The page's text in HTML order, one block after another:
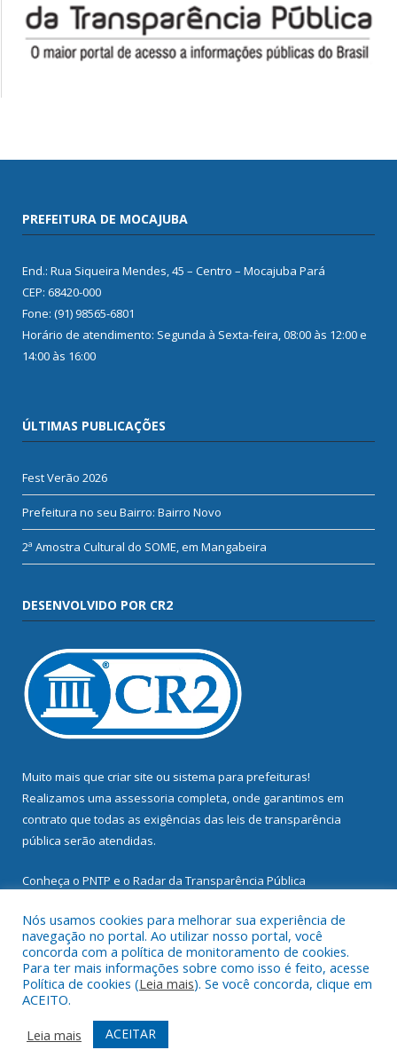
PREFEITURA DE MOCAJUBA
End.: Rua Siqueira Mendes, 45 – Centro – Mocajuba Pará
CEP: 68420-000
Fone: (91) 98565-6801
Horário de atendimento: Segunda à Sexta-feira, 08:00 às 12:00 e
14:00 às 16:00
ÚLTIMAS PUBLICAÇÕES
Fest Verão 2026
Prefeitura no seu Bairro: Bairro Novo
2ª Amostra Cultural do SOME, em Mangabeira
DESENVOLVIDO POR CR2
Muito mais que criar site ou sistema para prefeituras!
Realizamos uma assessoria completa, onde garantimos em
contrato que todas as exigências das leis de transparência
pública serão atendidas.
Conheça o PNTP e o Radar da Transparência Pública
Todos os direitos reservados a Prefeitura Municipal de
Mocajuba.
Mapa do Site
Acessar Área Administrativa
Nós usamos cookies para melhorar sua experiência de
navegação no portal. Ao utilizar nosso portal, você
concorda com a política de monitoramento de cookies.
Para ter mais informações sobre como isso é feito, acesse
Política de cookies (Leia mais). Se você concorda, clique em
ACEITO.
Leia mais
ACEITAR